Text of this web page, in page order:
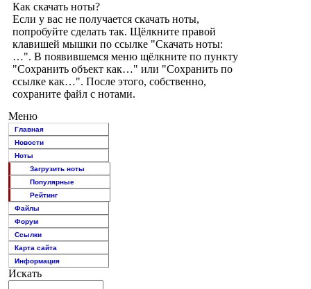
Как скачать ноты?
Если у вас не получается скачать ноты,
попробуйте сделать так. Щёлкните правой
клавишей мышки по ссылке "Скачать ноты:
…". В появившемся меню щёлкните по пункту
"Сохранить объект как…" или "Сохранить по
ссылке как…". После этого, собственно,
сохраните файл с нотами.
Меню
Главная
Новости
Ноты
Загрузить ноты
Популярные
Рейтинг
Файлы
Форум
Ссылки
Карта сайта
Информация
Искать